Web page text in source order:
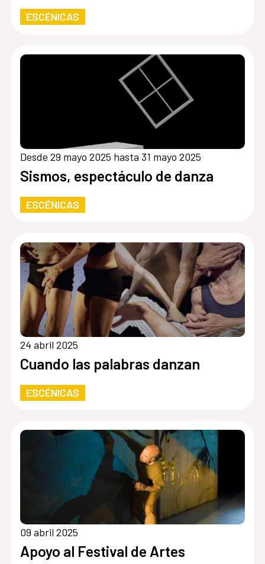
ESCÉNICAS
Desde 29 mayo 2025 hasta 31 mayo 2025
Sismos, espectáculo de danza
ESCÉNICAS
24 abril 2025
Cuando las palabras danzan
ESCÉNICAS
09 abril 2025
Apoyo al Festival de Artes